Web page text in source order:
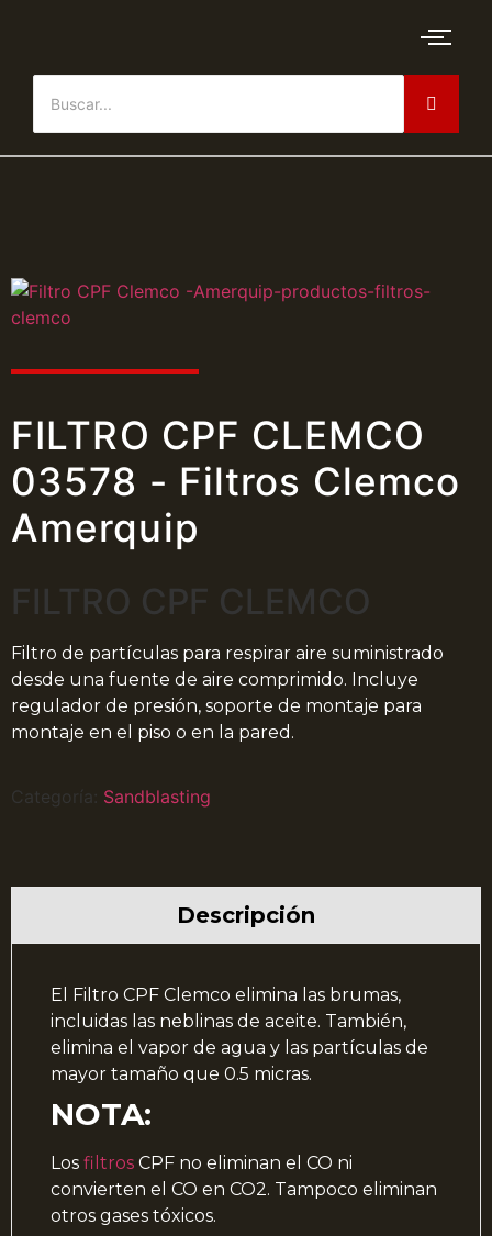
FILTRO CPF CLEMCO
03578 - Filtros Clemco
Amerquip
FILTRO CPF CLEMCO
Filtro de partículas para respirar aire suministrado
desde una fuente de aire comprimido. Incluye
regulador de presión, soporte de montaje para
montaje en el piso o en la pared.
Categoría: Sandblasting
Descripción
El Filtro CPF Clemco elimina las brumas,
incluidas las neblinas de aceite. También,
elimina el vapor de agua y las partículas de
mayor tamaño que 0.5 micras.
NOTA:
Los filtros CPF no eliminan el CO ni
convierten el CO en CO2. Tampoco eliminan
otros gases tóxicos.